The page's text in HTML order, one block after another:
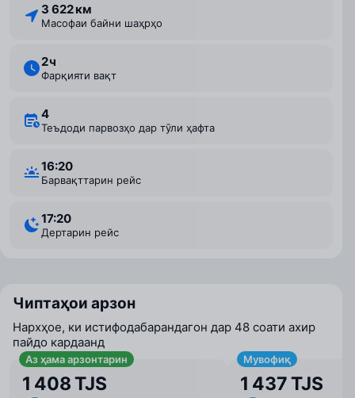
3 622 км
Масофаи байни шаҳрҳо
2 ⁠ч
Фарқияти вақт
4
Теъдоди парвозҳо дар тӯли ҳафта
16:20
Барвақттарин рейс
17:20
Дертарин рейс
Чиптаҳои арзон
Нархҳое, ки истифодабарандагон дар 48 соати ахир
пайдо кардаанд
Аз ҳама арзонтарин
1 408 TJS
Мувофиқ
1 437 TJS